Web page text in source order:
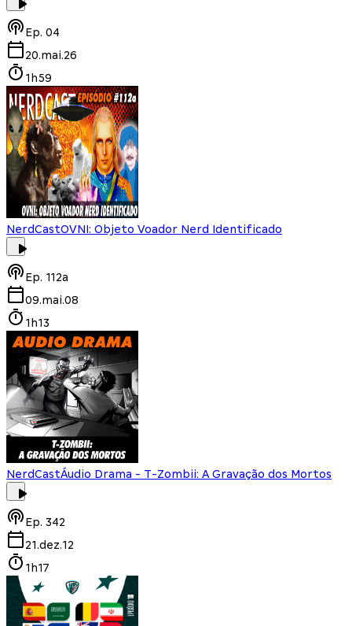
Ep. 04
20.mai.26
1h59
NerdCastOVNI: Objeto Voador Nerd Identificado
Ep. 112a
09.mai.08
1h13
NerdCastÁudio Drama - T-Zombii: A Gravação dos Mortos
Ep. 342
21.dez.12
1h17